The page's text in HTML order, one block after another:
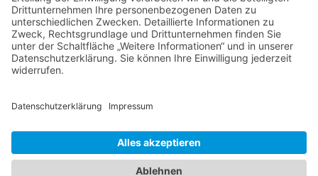
des […]
WEITERLESEN